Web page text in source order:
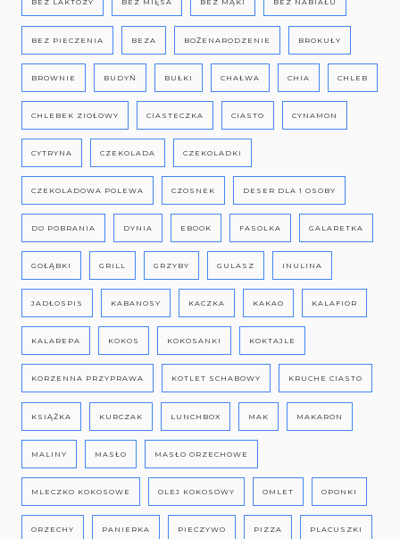
BEZ PIECZENIA BEZA BOŻENARODZENIE BROKUŁY
BROWNIE BUDYŃ BUŁKI CHAŁWA CHIA CHLEB
CHLEBEK ZIOŁOWY CIASTECZKA CIASTO CYNAMON
CYTRYNA CZEKOLADA CZEKOLADKI
CZEKOLADOWA POLEWA CZOSNEK DESER DLA 1 OSOBY
DO POBRANIA DYNIA EBOOK FASOLKA GALARETKA
GOŁĄBKI GRILL GRZYBY GULASZ INULINA
JADŁOSPIS KABANOSY KACZKA KAKAO KALAFIOR
KALAREPA KOKOS KOKOSANKI KOKTAJLE
KORZENNA PRZYPRAWA KOTLET SCHABOWY KRUCHE CIASTO
KSIĄŻKA KURCZAK LUNCHBOX MAK MAKARON
MALINY MASŁO MASŁO ORZECHOWE
MLECZKO KOKOSOWE OLEJ KOKOSOWY OMLET OPONKI
ORZECHY PANIERKA PIECZYWO PIZZA PLACUSZKI